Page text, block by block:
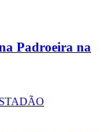
Padroeira na